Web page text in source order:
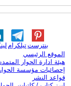
تيلكرامبنترست
الموقع الرئيسي
هيئة ادارة الحوار
إحصائيات مؤسسة
قواعد النشر